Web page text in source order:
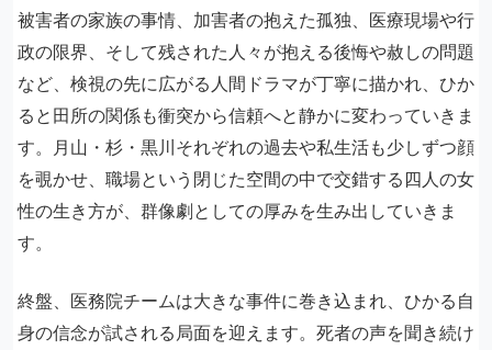
被害者の家族の事情、加害者の抱えた孤独、医療現場や行
政の限界、そして残された人々が抱える後悔や赦しの問題
など、検視の先に広がる人間ドラマが丁寧に描かれ、ひか
ると田所の関係も衝突から信頼へと静かに変わっていきま
す。月山・杉・黒川それぞれの過去や私生活も少しずつ顔
を覗かせ、職場という閉じた空間の中で交錯する四人の女
性の生き方が、群像劇としての厚みを生み出していきま
す。
終盤、医務院チームは大きな事件に巻き込まれ、ひかる自
身の信念が試される局面を迎えます。死者の声を聞き続け